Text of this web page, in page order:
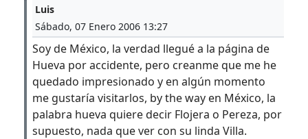
Luis
Sábado, 07 Enero 2006 13:27
Soy de México, la verdad llegué a la página de
Hueva por accidente, pero creanme que me he
quedado impresionado y en algún momento
me gustaría visitarlos, by the way en México, la
palabra hueva quiere decir Flojera o Pereza, por
supuesto, nada que ver con su linda Villa.